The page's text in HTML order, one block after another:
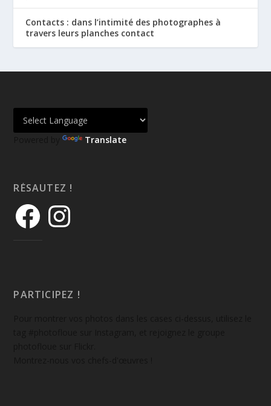
Contacts : dans l’intimité des photographes à
travers leurs planches contact
Powered by Translate
RÉSAUTEZ !
PARTICIPEZ !